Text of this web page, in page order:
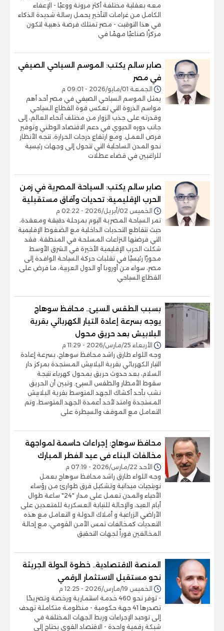
معه بعقلية مختلفة أكثر مرونة ووعيًا - الإعفاء
الكامل من غرامات التأخير يحمل رسالة شديدة الذكاء
في هذا التوقيت - مصر تمتلك فرصة ذهبية لتكون
مركزًا صناعيًا مهمًا في
صابر سالم يكتب: الموسم السياحي الصيفي
في مصر
الجمعة 01/مايو/2026 - 09:01 م
يمثل الموسم السياحي الصيفي في مصر أحد أهم
مواسم الذروة التي تعكس قوة القطاع السياحي
وقدرته على جذب الزوار من مختلف أنحاء العالم، إلى
جانب دوره الحيوي في دعم الاقتصاد الوطني وتوفير
فرص العمل. ومع ارتفاع درجات الحرارة، تتجه الأنظار
نحو المدن الساحلية التي تتحول إلى وجهات رئيسية
للراغبين في قضاء عطلات
صابر سالم يكتب: السياحة المصرية في زمن
الحرب الإقليمية: تحديات وآفاق مستقبلية
الخميس 02/أبريل/2026 - 02:22 م
تمر السياحة المصرية اليوم بمرحلة دقيقة ومعقدة،
حيث تتقاطع التحديات الداخلية مع الضغوط الإقليمية
التي فرضتها النزاعات المسلحة في المنطقة. فقد
شكلت الحرب الإقليمية الأخيرة في الشرق الأوسط
محورًا رئيسيًا في تقلبات حركة السياحة الوافدة إلى
مصر، سواء من أوروبا أو الدول العربية، ما فرض على
القطاع السياحي
بسبب الطقس السيئ.. محافظ سوهاج
يوجه بسرعة إعادة التيار الكهربائي بقرية
البلابيش بعد حريق محول
الأربعاء 25/مارس/2026 - 11:29 م
وجه اللواء طارق راشد محافظ سوهاج، بسرعة إعادة
التيار الكهربائي بقرية البلابيش المستجدة بمركز دار
السلام، بعد حدوث حريق بمحول كهرباء نتيجة
سقوط الأمطار والطقس السيئ. وتبين أن الحريق
نشب بأحد أكشاك الجهد المتوسط بقرية البلابيش
المستجدة وامتد لأحد أعمدة الجهد المتوسط، وتم
التعامل مع الموقف والسيطرة على
محافظ سوهاج: إجراءات حاسمة لمواجهة
مخالفات البناء فى عيد الفطر المبارك
الأحد 22/مارس/2026 - 07:19 م
وجه اللواء طارق راشد محافظ سوهاج بعمل
نوبتجيات ميدانية وتشكيل فرق طوارئ من رؤساء
الأحياء والمدن تعمل على مدار "24" ساعة طوال
أيام العيد، والإحالة للنيابة العسكرية للمتعدين على
الأراضي الزراعية و أملاك الدولة و التعامل مع هذه
التعديات كمخالفات تمس الأمن القومي، مع إحالة
المخالفين فوراً لجهات التحقيق
المنصة الاقتصادية.. خطوة الدولة الجريئة
نحو مستقبل الاستثمار الرقمي
الخميس 19/مارس/2026 - 12:25 م
- توفر نحو 460 خدمة استثمارية ورخصة وتصريحًا
تصدرها 41 جهة حكومية - منظومة متكاملة تهدف
إلى توحيد الإجراءات وربط الجهات المختلفة في
شبكة رقمية واحدة - الاقتصاد القوي يحتاج إلى